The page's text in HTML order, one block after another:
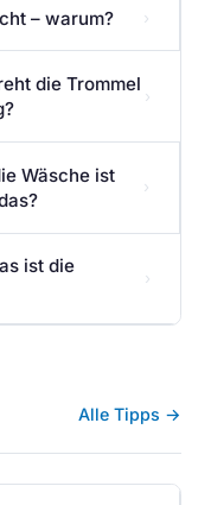
– warum? ›
die Trommel
›
Wäsche ist
›
ist die
›
Alle Tipps →